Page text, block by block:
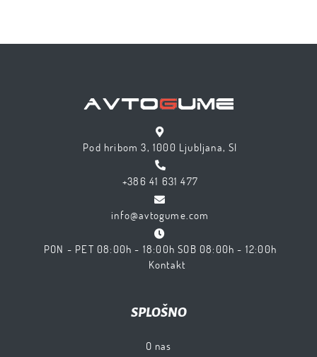
Pod hribom 3, 1000 Ljubljana, SI
+386 41 631 477
info@avtogume.com
PON - PET 08:00h - 18:00h SOB 08:00h - 12:00h
Kontakt
SPLOŠNO
O nas